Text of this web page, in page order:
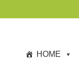
HOME